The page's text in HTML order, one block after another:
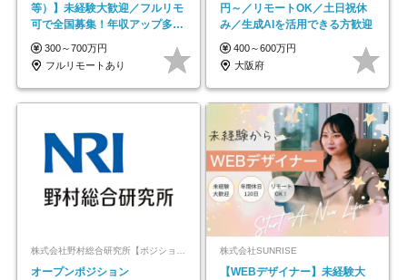
等）】未経験大歓迎／フルリモ
可で全国募集！年収アップ多数
★年休最大130日★
300～700万円
フルリモートあり
円～／リモートOK／土日祝休
み／生成AIを活用できる方歓迎
400～600万円
大阪府
オープンポジション
株式会社SUNRISE
【WEBデザイナー】未経験大